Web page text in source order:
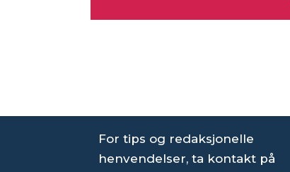
For tips og redaksjonelle
henvendelser, ta kontakt på